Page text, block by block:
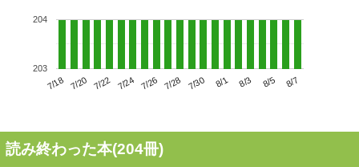
7/18 7/20 7/22 7/24 7/26 7/28 7/30 8/1 8/3 8/5 8/7
203
204
読み終わった本(204冊)